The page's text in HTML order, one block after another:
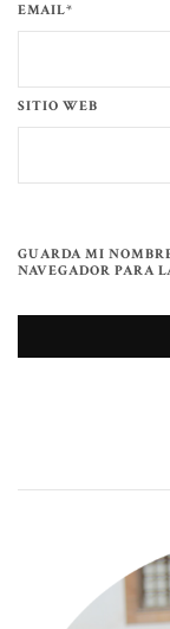
EMAIL*
SITIO WEB
GUARDA MI
NAVEGADOR PARA